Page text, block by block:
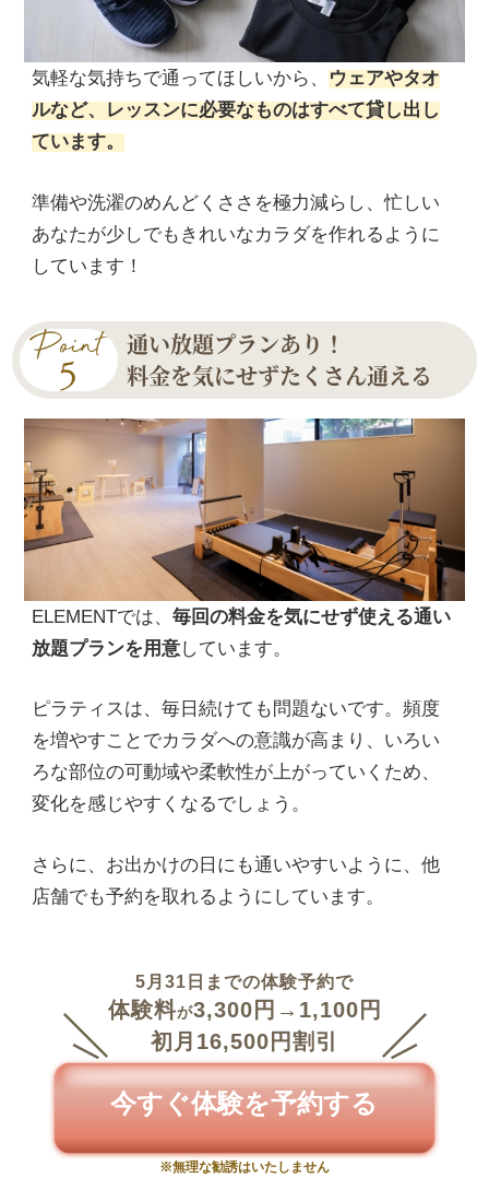
気軽な気持ちで通ってほしいから、 ウェアやタオ
ルなど、レッスンに必要なものはすべて貸し出し
ています。
準備や洗濯のめんどくささを極力減らし、忙しい
あなたが少しでもきれいなカラダを作れるように
しています！
通い放題プランあり！
料金を気にせずたくさん通える
ELEMENTでは、毎回の料金を気にせず使える通い
放題プランを用意しています。
ピラティスは、毎日続けても問題ないです。頻度
を増やすことでカラダへの意識が高まり、いろい
ろな部位の可動域や柔軟性が上がっていくため、
変化を感じやすくなるでしょう。
さらに、お出かけの日にも通いやすいように、他
店舗でも予約を取れるようにしています。
5月31日までの体験予約で
体験料が3,300円 →1,100円
初月16,500円割引
今すぐ体験を予約する
※無理な勧誘はいたしません